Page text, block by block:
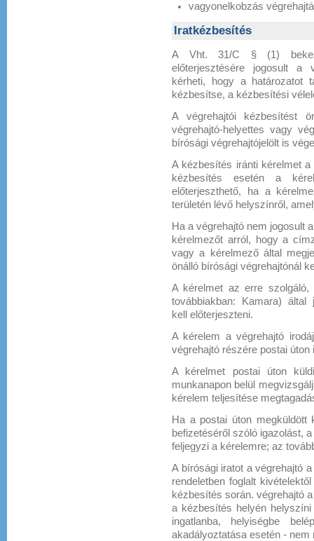
vagyonelkobzás
Iratkézbesítés
A Vht. 31/C § (1)
előterjesztésére jogosult a
kérheti, hogy a határozatot
kézbesítse, a kézbesítési
A végrehajtói kézbesítést
végrehajtó-helyettes vagy
bírósági végrehajtójelölt is
A kézbesítés iránti kérelmet a
kézbesítés esetén a
előterjeszthető, ha a
területén lévő helyszínről,
Ha a végrehajtó nem jogosult
kérelmezőt arról, hogy a
vagy a kérelmező által
önálló bírósági végrehajtónál
A kérelmet az erre szolgáló,
továbbiakban: Kamara) által
kell előterjeszteni.
A kérelem a végrehajtó
végrehajtó részére postai úton
A kérelmet postai úton
munkanapon belül
kérelem teljesítése
Ha a postai úton
befizetéséről szóló igazolást,
feljegyzi a kérelemre; az
A bírósági iratot a végrehajtó
rendeletben foglalt
kézbesítés során. végrehajtó
a kézbesítés helyén
ingatlanba, helyiségbe
akadályoztatása esetén - nem